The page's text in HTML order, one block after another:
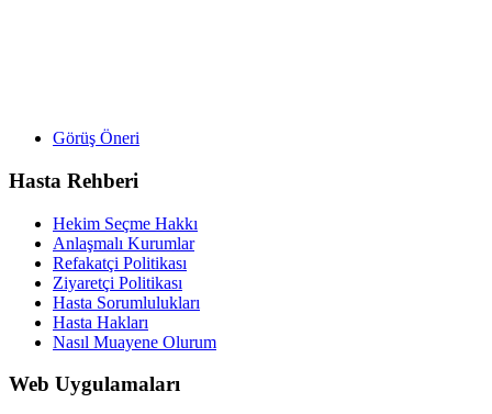
Görüş Öneri
Hasta Rehberi
Hekim Seçme Hakkı
Anlaşmalı Kurumlar
Refakatçi Politikası
Ziyaretçi Politikası
Hasta Sorumlulukları
Hasta Hakları
Nasıl Muayene Olurum
Web Uygulamaları